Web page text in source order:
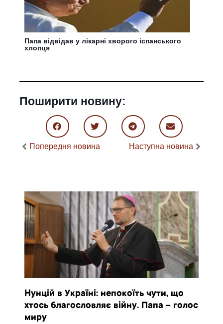
Папа відвідав у лікарні хворого іспанського
хлопця
Поширити новину:
Попередня новина Наступна новина
Нунцій в Україні: непокоїть чути, що
хтось благословляє війну. Папа – голос
миру